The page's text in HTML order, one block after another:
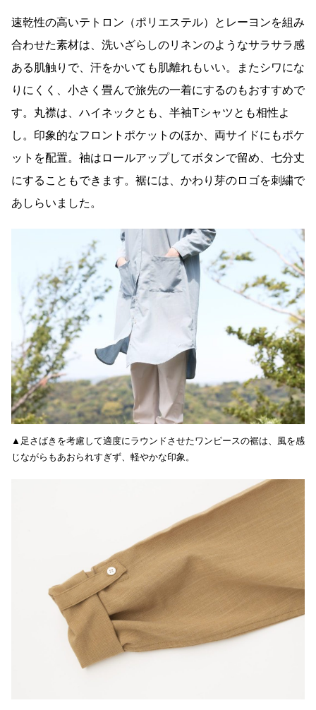
速乾性の高いテトロン（ポリエステル）とレーヨンを組み
合わせた素材は、洗いざらしのリネンのようなサラサラ感
ある肌触りで、汗をかいても肌離れもいい。またシワにな
りにくく、小さく畳んで旅先の一着にするのもおすすめで
す。丸襟は、ハイネックとも、半袖Tシャツとも相性よ
し。印象的なフロントポケットのほか、両サイドにもポケ
ットを配置。袖はロールアップしてボタンで留め、七分丈
にすることもできます。裾には、かわり芽のロゴを刺繍で
あしらいました。
▲足さばきを考慮して適度にラウンドさせたワンピースの裾は、風を感
じながらもあおられすぎず、軽やかな印象。